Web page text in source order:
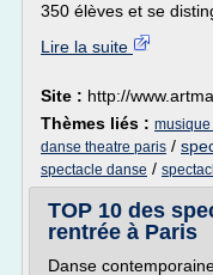
350 élèves et se
Lire la suite
Site : http://
Thèmes liés :
danse theatre paris /
spectacle danse /
TOP 10 des
rentrée à Paris
Danse